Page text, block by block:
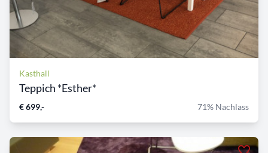
Kasthall
Teppich *Esther*
€ 699,- 71% Nachlass